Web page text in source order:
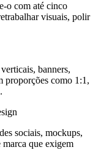
o com até cinco
visuais, polir
banners,
proporções como 1:1,
sociais, mockups,
marca que exigem